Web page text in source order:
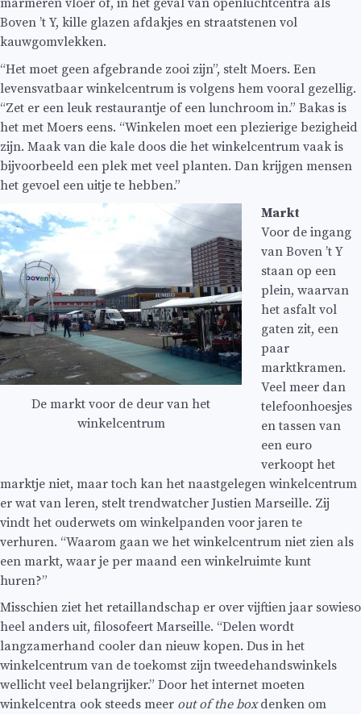
marmeren vloer of, in het geval van openluchtcentra als
Boven ’t Y, kille glazen afdakjes en straatstenen vol
kauwgomvlekken.
“Het moet geen afgebrande zooi zijn”, stelt Moers. Een
levensvatbaar winkelcentrum is volgens hem vooral gezellig.
“Zet er een leuk restaurantje of een lunchroom in.” Bakas is
het met Moers eens. “Winkelen moet een plezierige bezigheid
zijn. Maak van die kale doos die het winkelcentrum vaak is
bijvoorbeeld een plek met veel planten. Dan krijgen mensen
het gevoel een uitje te hebben.”
De markt voor de deur van het
winkelcentrum
Markt
Voor de ingang
van Boven ’t Y
staan op een
plein, waarvan
het asfalt vol
gaten zit, een
paar
marktkramen.
Veel meer dan
telefoonhoesjes
en tassen van
een euro
verkoopt het
marktje niet, maar toch kan het naastgelegen winkelcentrum
er wat van leren, stelt trendwatcher Justien Marseille. Zij
vindt het ouderwets om winkelpanden voor jaren te
verhuren. “Waarom gaan we het winkelcentrum niet zien als
een markt, waar je per maand een winkelruimte kunt
huren?”
Misschien ziet het retaillandschap er over vijftien jaar sowieso
heel anders uit, filosofeert Marseille. “Delen wordt
langzamerhand cooler dan nieuw kopen. Dus in het
winkelcentrum van de toekomst zijn tweedehandswinkels
wellicht veel belangrijker.” Door het internet moeten
winkelcentra ook steeds meer out of the boxdenken om